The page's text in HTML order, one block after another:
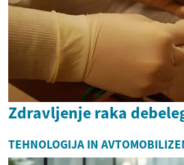
Zdravljenje raka
TEHNOLOGIJA IN